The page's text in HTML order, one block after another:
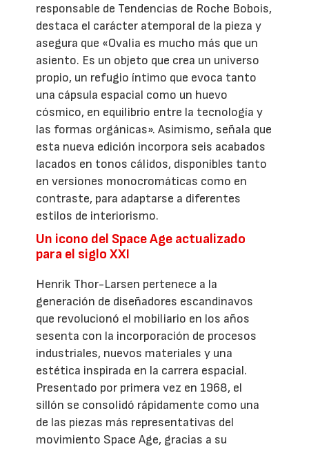
responsable de Tendencias de Roche Bobois,
destaca el carácter atemporal de la pieza y
asegura que «Ovalia es mucho más que un
asiento. Es un objeto que crea un universo
propio, un refugio íntimo que evoca tanto
una cápsula espacial como un huevo
cósmico, en equilibrio entre la tecnología y
las formas orgánicas». Asimismo, señala que
esta nueva edición incorpora seis acabados
lacados en tonos cálidos, disponibles tanto
en versiones monocromáticas como en
contraste, para adaptarse a diferentes
estilos de interiorismo.
Un icono del Space Age actualizado
para el siglo XXI
Henrik Thor-Larsen pertenece a la
generación de diseñadores escandinavos
que revolucionó el mobiliario en los años
sesenta con la incorporación de procesos
industriales, nuevos materiales y una
estética inspirada en la carrera espacial.
Presentado por primera vez en 1968, el
sillón se consolidó rápidamente como una
de las piezas más representativas del
movimiento Space Age, gracias a su